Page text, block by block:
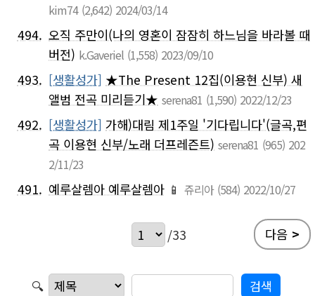
kim74 (2,642) 2024/03/14
494. 오직 주만이(나의 영혼이 잠잠히 하느님을 바라볼 때
버전) k.Gaveriel (1,558) 2023/09/10
493. [생활성가] ★The Present 12집(이용현 신부) 새
앨범 전곡 미리듣기★ serena81 (1,590) 2022/12/23
492. [생활성가] 가해)대림 제1주일 '기다립니다'(글곡,편
곡 이용현 신부/노래 더프레즌트) serena81 (965) 202
2/11/23
491. 예루살렘아 예루살렘아 📱 쥬리아 (584) 2022/10/27
/33 다음 >
🔍